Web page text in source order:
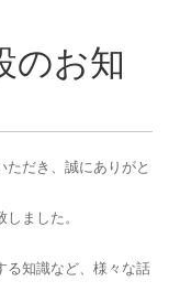
のお知
ただき、誠にありがと
ました。
る知識など、様々な話